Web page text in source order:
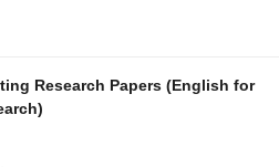
Research Papers (English for